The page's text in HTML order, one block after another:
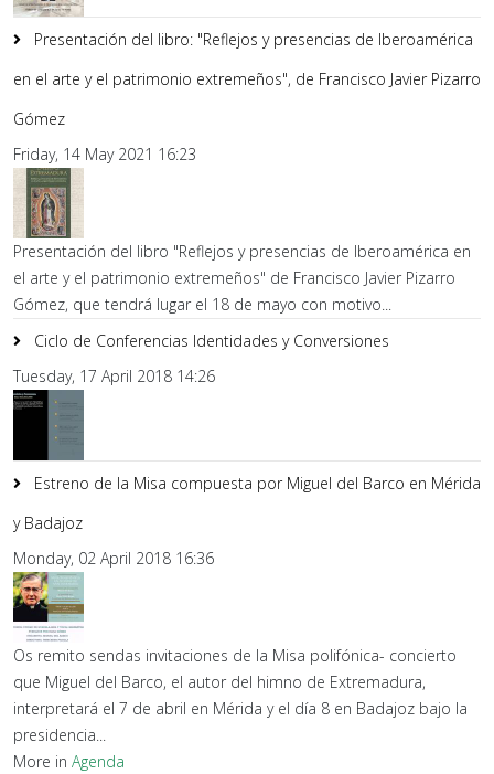
Presentación del libro: "Reflejos y presencias de Iberoamérica
en el arte y el patrimonio extremeños", de Francisco Javier Pizarro
Gómez
Friday, 14 May 2021 16:23
Presentación del libro "Reflejos y presencias de Iberoamérica en
el arte y el patrimonio extremeños" de Francisco Javier Pizarro
Gómez, que tendrá lugar el 18 de mayo con motivo...
Ciclo de Conferencias Identidades y Conversiones
Tuesday, 17 April 2018 14:26
Estreno de la Misa compuesta por Miguel del Barco en Mérida
y Badajoz
Monday, 02 April 2018 16:36
Os remito sendas invitaciones de la Misa polifónica- concierto
que Miguel del Barco, el autor del himno de Extremadura,
interpretará el 7 de abril en Mérida y el día 8 en Badajoz bajo la
presidencia...
More in Agenda